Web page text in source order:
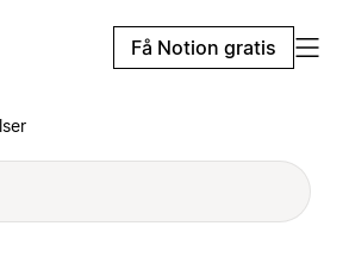
Få Notion gratis